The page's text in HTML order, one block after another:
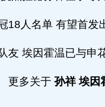
18人名单 有望首发
友 埃因霍温已与申
更多关于 孙祥 埃因